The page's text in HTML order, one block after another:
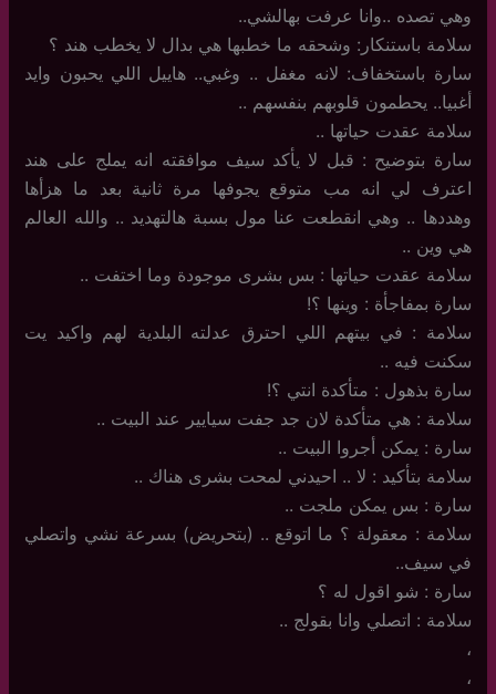
وهي تصده ..وانا عرفت بهالشي..
سلامة باستنكار: وشحقه ما خطبها هي بدال لا يخطب هند ؟
سارة باستخفاف: لانه مغفل .. وغبي.. هاييل اللي يحبون وايد
أغبيا.. يحطمون قلوبهم بنفسهم ..
سلامة عقدت حياتها ..
سارة بتوضيح : قبل لا يأكد سيف موافقته انه يملج على هند
اعترف لي انه مب متوقع يجوفها مرة ثانية بعد ما هزأها
وهددها .. وهي انقطعت عنا مول بسبة هالتهديد .. والله العالم
هي وين ..
سلامة عقدت حياتها : بس بشرى موجودة وما اختفت ..
سارة بمفاجأة : وينها ؟!
سلامة : في بيتهم اللي احترق عدلته البلدية لهم واكيد يت
سكنت فيه ..
سارة بذهول : متأكدة انتي ؟!
سلامة : هي متأكدة لان جد جفت سيايير عند البيت ..
سارة : يمكن أجروا البيت ..
سلامة بتأكيد : لا .. احيدني لمحت بشرى هناك ..
سارة : بس يمكن ملجت ..
سلامة : معقولة ؟ ما اتوقع .. (بتحريض) بسرعة نشي واتصلي
في سيف..
سارة : شو اقول له ؟
سلامة : اتصلي وانا بقولج ..
،
،